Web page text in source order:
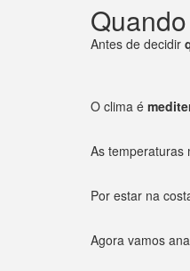
Antes de decidir
O clima é
As temperaturas
Por estar na
Agora vamos